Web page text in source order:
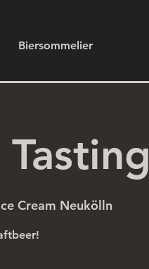
Biersommelier
Cream Neukölln